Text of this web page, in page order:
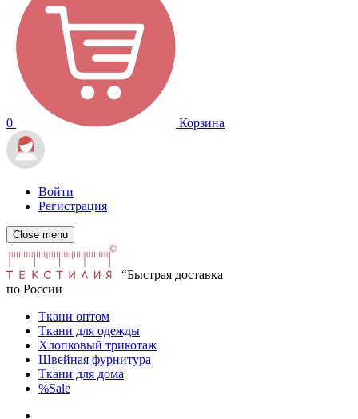
0 Корзина
Войти
Регистрация
Close menu
“Быстрая доставка
по России
Ткани оптом
Ткани для одежды
Хлопковый трикотаж
Швейная фурнитура
Ткани для дома
%Sale